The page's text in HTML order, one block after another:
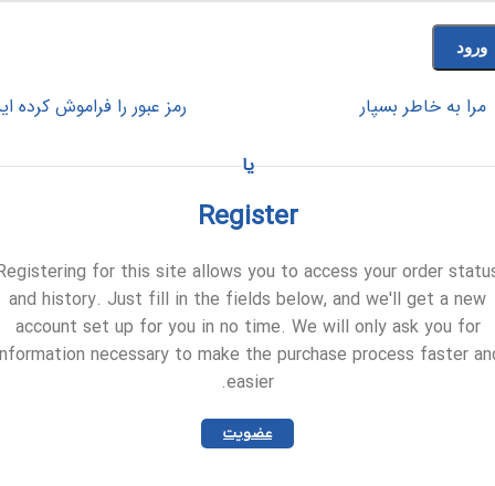
ورود
رمز عبور را فراموش کرده مرا به خاطر بسپار
یا
Register
for this site allows you to access your order
and history. Just fill in the fields below, and we'll get a new
account set up for you in no time. We will only ask you for
necessary to make the purchase process faster
easier.
عضویت